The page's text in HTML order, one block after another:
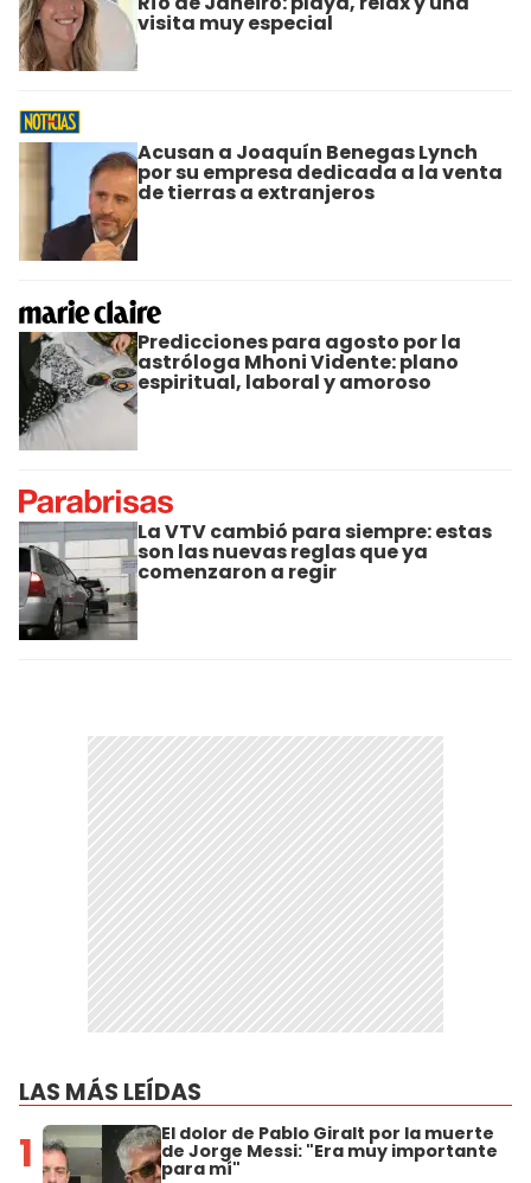
visita muy especial
Acusan a Joaquín Benegas Lynch
por su empresa dedicada a la venta
de tierras a extranjeros
Predicciones para agosto por la
astróloga Mhoni Vidente: plano
espiritual, laboral y amoroso
La VTV cambió para siempre: estas
son las nuevas reglas que ya
comenzaron a regir
LAS MÁS LEÍDAS
1 El dolor de Pablo Giralt por la muerte
de Jorge Messi: "Era muy importante
para mí"